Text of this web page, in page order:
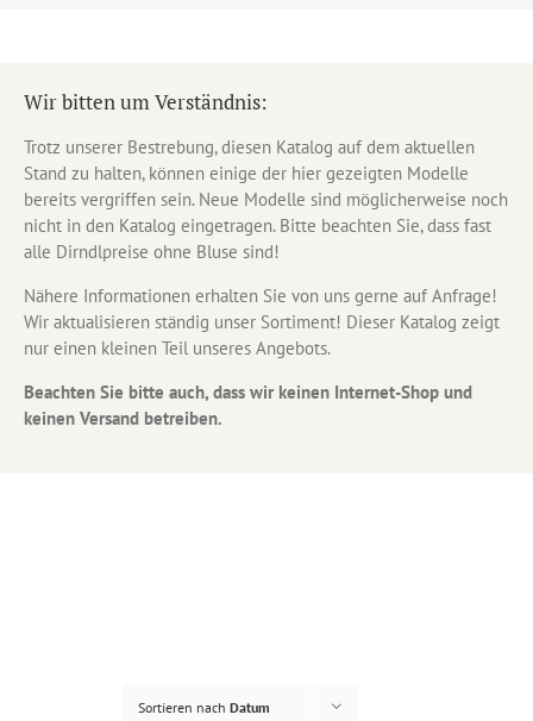
Sortieren nach Datum
Wir bitten um Verständnis:
Trotz unserer Bestrebung, diesen Katalog auf dem aktuellen
Stand zu halten, können einige der hier gezeigten Modelle
bereits vergriffen sein. Neue Modelle sind möglicherweise noch
nicht in den Katalog eingetragen. Bitte beachten Sie, dass fast
alle Dirndlpreise ohne Bluse sind!
Nähere Informationen erhalten Sie von uns gerne auf Anfrage!
Wir aktualisieren ständig unser Sortiment! Dieser Katalog zeigt
nur einen kleinen Teil unseres Angebots.
Beachten Sie bitte auch, dass wir keinen Internet-Shop und
keinen Versand betreiben.